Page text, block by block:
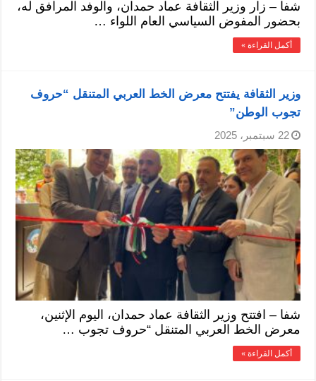
شفا – زار وزير الثقافة عماد حمدان، والوفد المرافق له،
بحضور المفوض السياسي العام اللواء …
أكمل القراءة »
وزير الثقافة يفتتح معرض الخط العربي المتنقل “حروف
تجوب الوطن”
22 سبتمبر، 2025
شفا – افتتح وزير الثقافة عماد حمدان، اليوم الإثنين،
معرض الخط العربي المتنقل “حروف تجوب …
أكمل القراءة »